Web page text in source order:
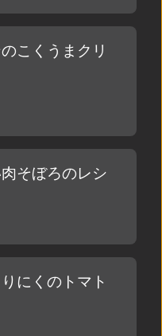
こくうまクリ
そぼろのレシ
にくのトマト